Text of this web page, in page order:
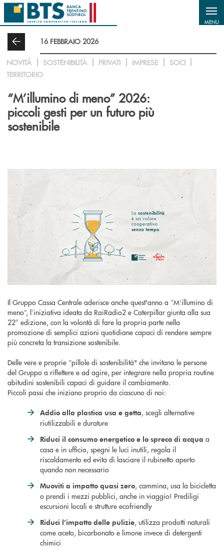
Salta al contenuto principale
MENU
16 FEBBRAIO 2026
NOVITÀ SOSTENIBILITÀ PRIVATI IMPRESE
SOCI
TERRITORIO
“M’illumino di meno” 2026:
piccoli gesti per un futuro più
sostenibile
Il Gruppo Cassa Centrale aderisce anche quest'anno a “M’illumino di
meno”, l’iniziativa ideata da RaiRadio2 e Caterpillar giunta alla sua
22° edizione, con la volontà di fare la propria parte nella
promozione di semplici azioni quotidiane capaci di rendere sempre
più concreta la transizione sostenibile.
Delle vere e proprie “pillole di sostenibilità" che invitano le persone
del Gruppo a riflettere e ad agire, per integrare nella propria routine
abitudini sostenibili capaci di guidare il cambiamento.
Piccoli passi che iniziano proprio da ciascuno di noi:
Addio alla plastica usa e getta, scegli alternative
riutilizzabili e durature
Riduci il consumo energetico e lo spreco di acqua a
casa e in ufficio, spegni le luci inutili, regola il
riscaldamento ed evita di lasciare il rubinetto aperto
quando non necessario
Muoviti a impatto quasi zero, cammina, usa la bicicletta
o prendi i mezzi pubblici, anche in viaggio! Prediligi
escursioni locali e strutture ecofriendly
Riduci l’impatto delle pulizie, utilizza prodotti naturali
come aceto, bicarbonato e limone invece di detergenti
chimici